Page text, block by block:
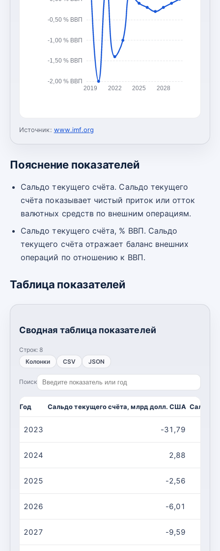
-2,00 % ВВП
-1,50 % ВВП
-1,00 % ВВП
-0,50 % ВВП
2019 2022 2025 2028
Источник: www.imf.org
Пояснение показателей
Сальдо текущего счёта. Сальдо текущего
счёта показывает чистый приток или отток
валютных средств по внешним операциям.
Сальдо текущего счёта, % ВВП. Сальдо
текущего счёта отражает баланс внешних
операций по отношению к ВВП.
Таблица показателей
Сводная таблица показателей
Строк: 8
Колонки
CSV JSON
Поиск
Год Сальдо текущего счёта, млрд долл. США Сальдо
2023 -31,79
2024 2,88
2025 -2,56
2026 -6,01
2027 -9,59